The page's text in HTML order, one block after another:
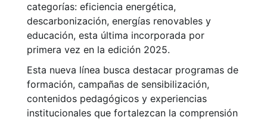
categorías: eficiencia energética,
descarbonización, energías renovables y
educación, esta última incorporada por
primera vez en la edición 2025.
Esta nueva línea busca destacar programas de
formación, campañas de sensibilización,
contenidos pedagógicos y experiencias
institucionales que fortalezcan la comprensión